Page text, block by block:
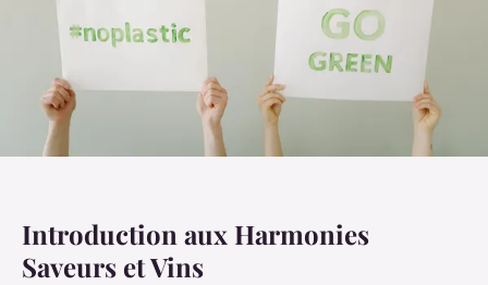
Introduction aux Harmonies
Saveurs et Vins